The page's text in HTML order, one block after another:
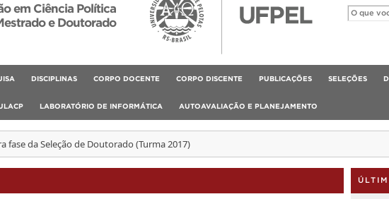
em Ciência Política
e Doutorado
DISCIPLINAS CORPO DOCENTE CORPO DISCENTE PUBLICAÇÕES SELEÇÕES
LABORATÓRIO DE INFORMÁTICA AUTOAVALIAÇÃO E PLANEJAMENTO
fase da Seleção de Doutorado (Turma 2017)